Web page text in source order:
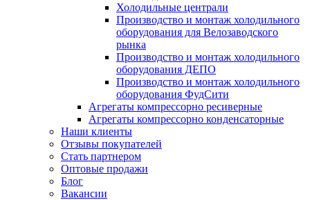
Холодильные централи
Производство и монтаж холодильного
оборудования для Велозаводского
рынка
Производство и монтаж холодильного
оборудования ДЕПО
Производство и монтаж холодильного
оборудования ФудСити
Агрегаты компрессорно ресиверные
Агрегаты компрессорно конденсаторные
Наши клиенты
Отзывы покупателей
Стать партнером
Оптовые продажи
Блог
Вакансии